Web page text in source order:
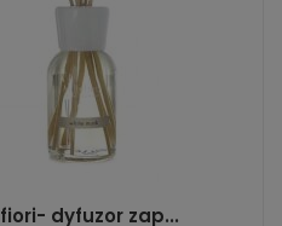
dyfuzor zap...